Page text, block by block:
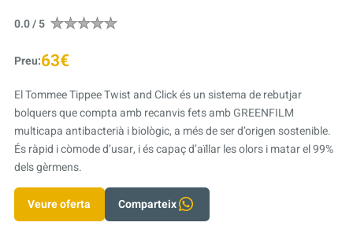
0.0 / 5
Preu:63€
El Tommee Tippee Twist and Click és un sistema de rebutjar
bolquers que compta amb recanvis fets amb GREENFILM
multicapa antibacterià i biològic, a més de ser d’origen sostenible.
És ràpid i còmode d’usar, i és capaç d’aïllar les olors i matar el 99%
dels gèrmens.
Veure oferta Comparteix